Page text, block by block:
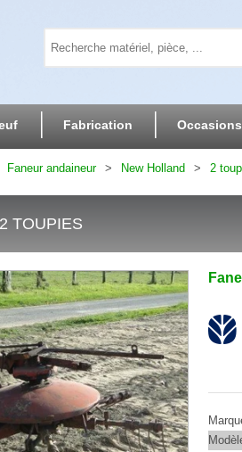
Fabrication Occasions
Faneur andaineur New Holland 2
TOUPIES